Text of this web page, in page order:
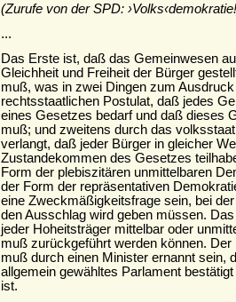
(Zurufe von der SPD:
...
Das Erste ist, daß das Gemeinwesen
Gleichheit und Freiheit der Bürger
muß, was in zwei Dingen zum
rechtsstaatlichen Postulat, daß jedes
eines Gesetzes bedarf und daß dieses
muß; und zweitens durch das
verlangt, daß jeder Bürger in gleicher
Zustandekommen des Gesetzes
Form der plebiszitären unmittelbaren
der Form der repräsentativen
eine Zweckmäßigkeitsfrage sein, bei
den Ausschlag wird geben müssen.
jeder Hoheitsträger mittelbar oder
muß zurückgeführt werden können.
muß durch einen Minister ernannt sein,
allgemein gewähltes Parlament
ist.